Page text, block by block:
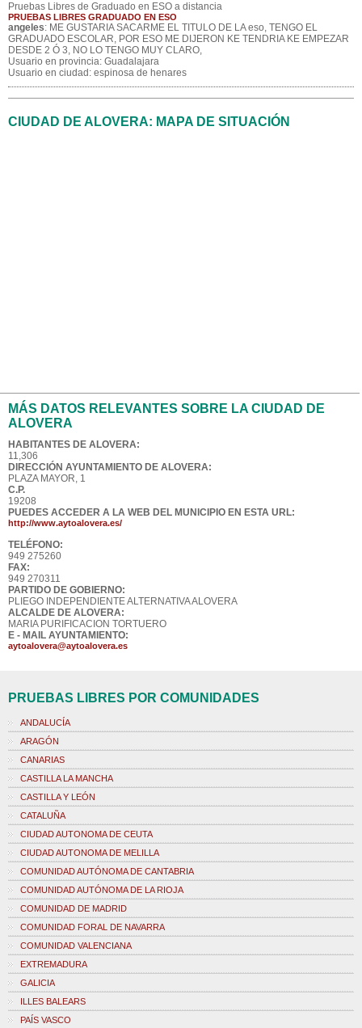
Pruebas Libres de Graduado en ESO a distancia
PRUEBAS LIBRES GRADUADO EN ESO
angeles: ME GUSTARIA SACARME EL TITULO DE LA eso, TENGO EL
GRADUADO ESCOLAR, POR ESO ME DIJERON KE TENDRIA KE EMPEZAR
DESDE 2 Ó 3, NO LO TENGO MUY CLARO,
Usuario en provincia: Guadalajara
Usuario en ciudad: espinosa de henares
CIUDAD DE ALOVERA: MAPA DE SITUACIÓN
MÁS DATOS RELEVANTES SOBRE LA CIUDAD DE
ALOVERA
HABITANTES DE ALOVERA:
11,306
DIRECCIÓN AYUNTAMIENTO DE ALOVERA:
PLAZA MAYOR, 1
C.P.
19208
PUEDES ACCEDER A LA WEB DEL MUNICIPIO EN ESTA URL:
http://www.aytoalovera.es/
TELÉFONO:
949 275260
FAX:
949 270311
PARTIDO DE GOBIERNO:
PLIEGO INDEPENDIENTE ALTERNATIVA ALOVERA
ALCALDE DE ALOVERA:
MARIA PURIFICACION TORTUERO
E - MAIL AYUNTAMIENTO:
aytoalovera@aytoalovera.es
PRUEBAS LIBRES POR COMUNIDADES
ANDALUCÍA
ARAGÓN
CANARIAS
CASTILLA LA MANCHA
CASTILLA Y LEÓN
CATALUÑA
CIUDAD AUTONOMA DE CEUTA
CIUDAD AUTONOMA DE MELILLA
COMUNIDAD AUTÓNOMA DE CANTABRIA
COMUNIDAD AUTÓNOMA DE LA RIOJA
COMUNIDAD DE MADRID
COMUNIDAD FORAL DE NAVARRA
COMUNIDAD VALENCIANA
EXTREMADURA
GALICIA
ILLES BALEARS
PAÍS VASCO